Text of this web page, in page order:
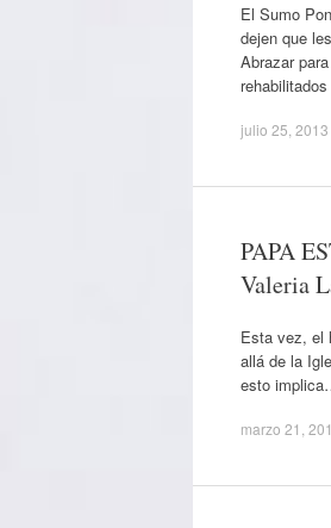
El Sumo
dejen que
Abrazar
julio 25, 2013
PAPA
Valeria
Esta vez, el
allá de la
esto
marzo 21,